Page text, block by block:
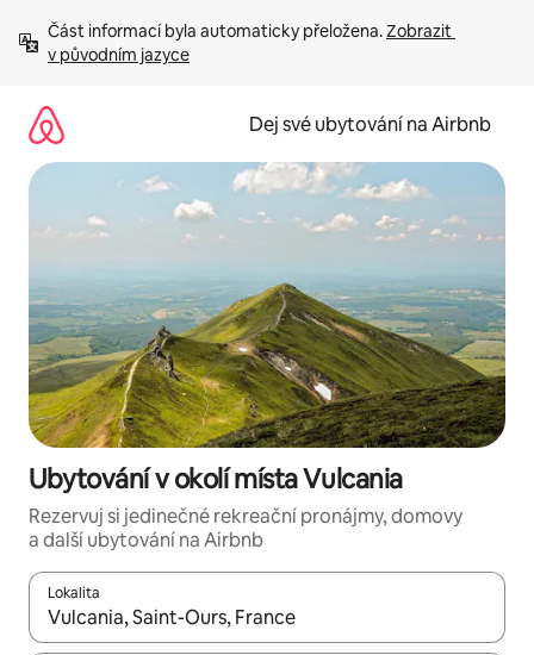
obsah
Část informací byla automaticky přeložena. Zobrazit
v původním jazyce
Dej své ubytování na Airbnb
Ubytování v okolí místa Vulcania
Rezervuj si jedinečné rekreační pronájmy, domovy
a další ubytování na Airbnb
Lokalita
Až budou výsledky k dispozici, můžeš si je procházet pomocí